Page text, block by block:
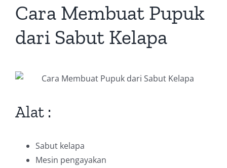
Cara Membuat Pupuk
dari Sabut Kelapa
Alat :
Sabut kelapa
Mesin pengayakan